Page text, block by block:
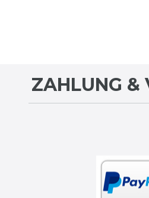
ZAHLUNG &